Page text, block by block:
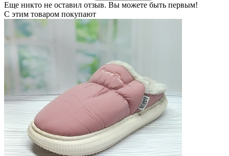
Еще никто не оставил отзыв. Вы можете быть первым!
С этим товаром покупают